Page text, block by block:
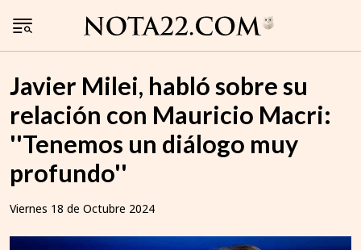
Javier Milei, habló sobre su
relación con Mauricio Macri:
''Tenemos un diálogo muy
profundo''
Viernes 18 de Octubre 2024